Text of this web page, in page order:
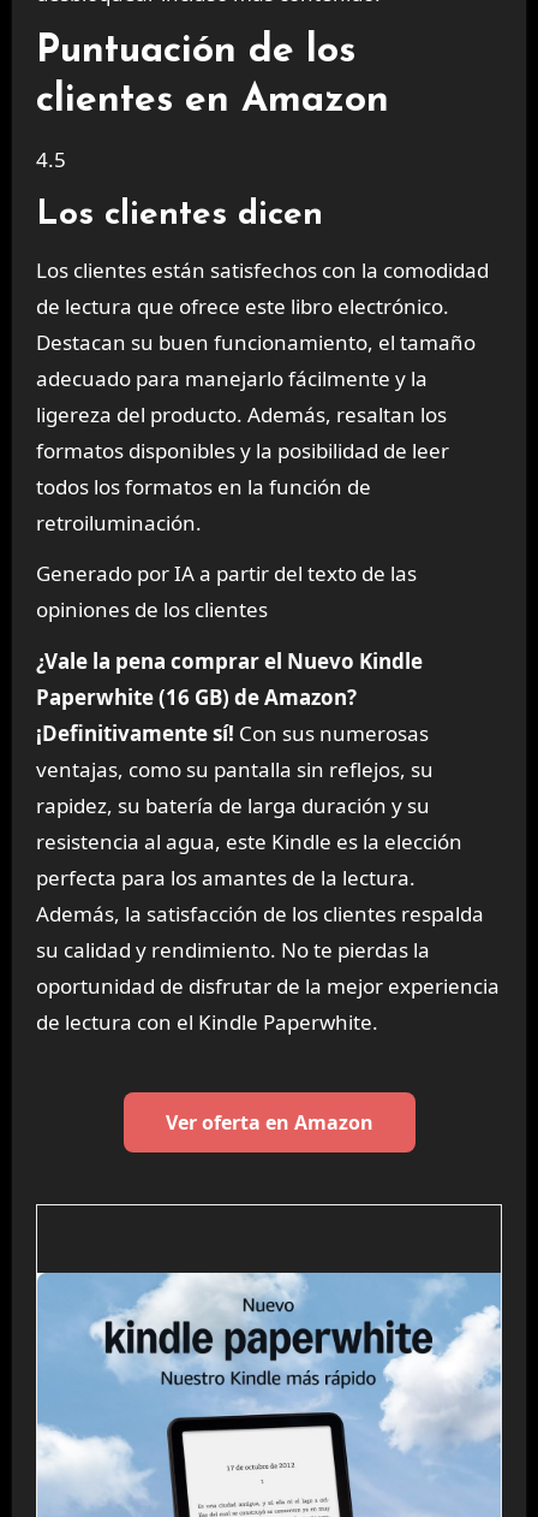
Puntuación de los
clientes en Amazon
4.5
Los clientes dicen
Los clientes están satisfechos con la comodidad
de lectura que ofrece este libro electrónico.
Destacan su buen funcionamiento, el tamaño
adecuado para manejarlo fácilmente y la
ligereza del producto. Además, resaltan los
formatos disponibles y la posibilidad de leer
todos los formatos en la función de
retroiluminación.
Generado por IA a partir del texto de las
opiniones de los clientes
¿Vale la pena comprar el Nuevo Kindle
Paperwhite (16 GB) de Amazon?
¡Definitivamente sí! Con sus numerosas
ventajas, como su pantalla sin reflejos, su
rapidez, su batería de larga duración y su
resistencia al agua, este Kindle es la elección
perfecta para los amantes de la lectura.
Además, la satisfacción de los clientes respalda
su calidad y rendimiento. No te pierdas la
oportunidad de disfrutar de la mejor experiencia
de lectura con el Kindle Paperwhite.
Ver oferta en Amazon